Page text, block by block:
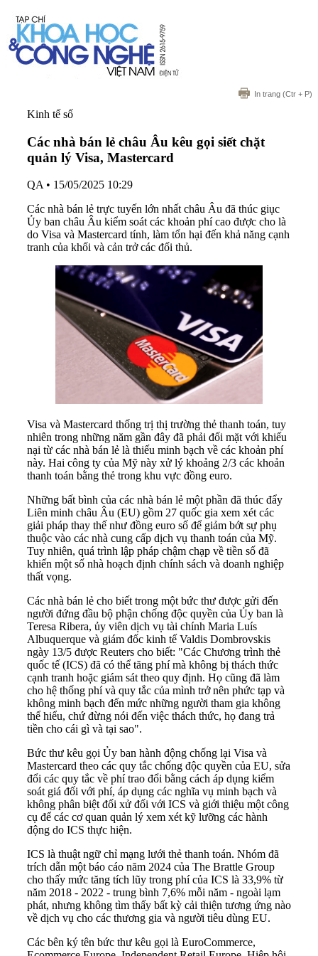
In trang (Ctr + P)
Kinh tế số
Các nhà bán lẻ châu Âu kêu gọi siết chặt
quản lý Visa, Mastercard
QA • 15/05/2025 10:29
Các nhà bán lẻ trực tuyến lớn nhất châu Âu đã thúc giục
Ủy ban châu Âu kiểm soát các khoản phí cao được cho là
do Visa và Mastercard tính, làm tổn hại đến khả năng cạnh
tranh của khối và cản trở các đối thủ.
Visa và Mastercard thống trị thị trường thẻ thanh toán, tuy
nhiên trong những năm gần đây đã phải đối mặt với khiếu
nại từ các nhà bán lẻ là thiếu minh bạch về các khoản phí
này. Hai công ty của Mỹ này xử lý khoảng 2/3 các khoản
thanh toán bằng thẻ trong khu vực đồng euro.
Những bất bình của các nhà bán lẻ một phần đã thúc đẩy
Liên minh châu Âu (EU) gồm 27 quốc gia xem xét các
giải pháp thay thế như đồng euro số để giảm bớt sự phụ
thuộc vào các nhà cung cấp dịch vụ thanh toán của Mỹ.
Tuy nhiên, quá trình lập pháp chậm chạp về tiền số đã
khiến một số nhà hoạch định chính sách và doanh nghiệp
thất vọng.
Các nhà bán lẻ cho biết trong một bức thư được gửi đến
người đứng đầu bộ phận chống độc quyền của Ủy ban là
Teresa Ribera, ủy viên dịch vụ tài chính Maria Luís
Albuquerque và giám đốc kinh tế Valdis Dombrovskis
ngày 13/5 được Reuters cho biết: "Các Chương trình thẻ
quốc tế (ICS) đã có thể tăng phí mà không bị thách thức
cạnh tranh hoặc giám sát theo quy định. Họ cũng đã làm
cho hệ thống phí và quy tắc của mình trở nên phức tạp và
không minh bạch đến mức những người tham gia không
thể hiểu, chứ đừng nói đến việc thách thức, họ đang trả
tiền cho cái gì và tại sao".
Bức thư kêu gọi Ủy ban hành động chống lại Visa và
Mastercard theo các quy tắc chống độc quyền của EU, sửa
đổi các quy tắc về phí trao đổi bằng cách áp dụng kiểm
soát giá đối với phí, áp dụng các nghĩa vụ minh bạch và
không phân biệt đối xử đối với ICS và giới thiệu một công
cụ để các cơ quan quản lý xem xét kỹ lưỡng các hành
động do ICS thực hiện.
ICS là thuật ngữ chỉ mạng lưới thẻ thanh toán. Nhóm đã
trích dẫn một báo cáo năm 2024 của The Brattle Group
cho thấy mức tăng tích lũy trong phí của ICS là 33,9% từ
năm 2018 - 2022 - trung bình 7,6% mỗi năm - ngoài lạm
phát, nhưng không tìm thấy bất kỳ cải thiện tương ứng nào
về dịch vụ cho các thương gia và người tiêu dùng EU.
Các bên ký tên bức thư kêu gọi là EuroCommerce,